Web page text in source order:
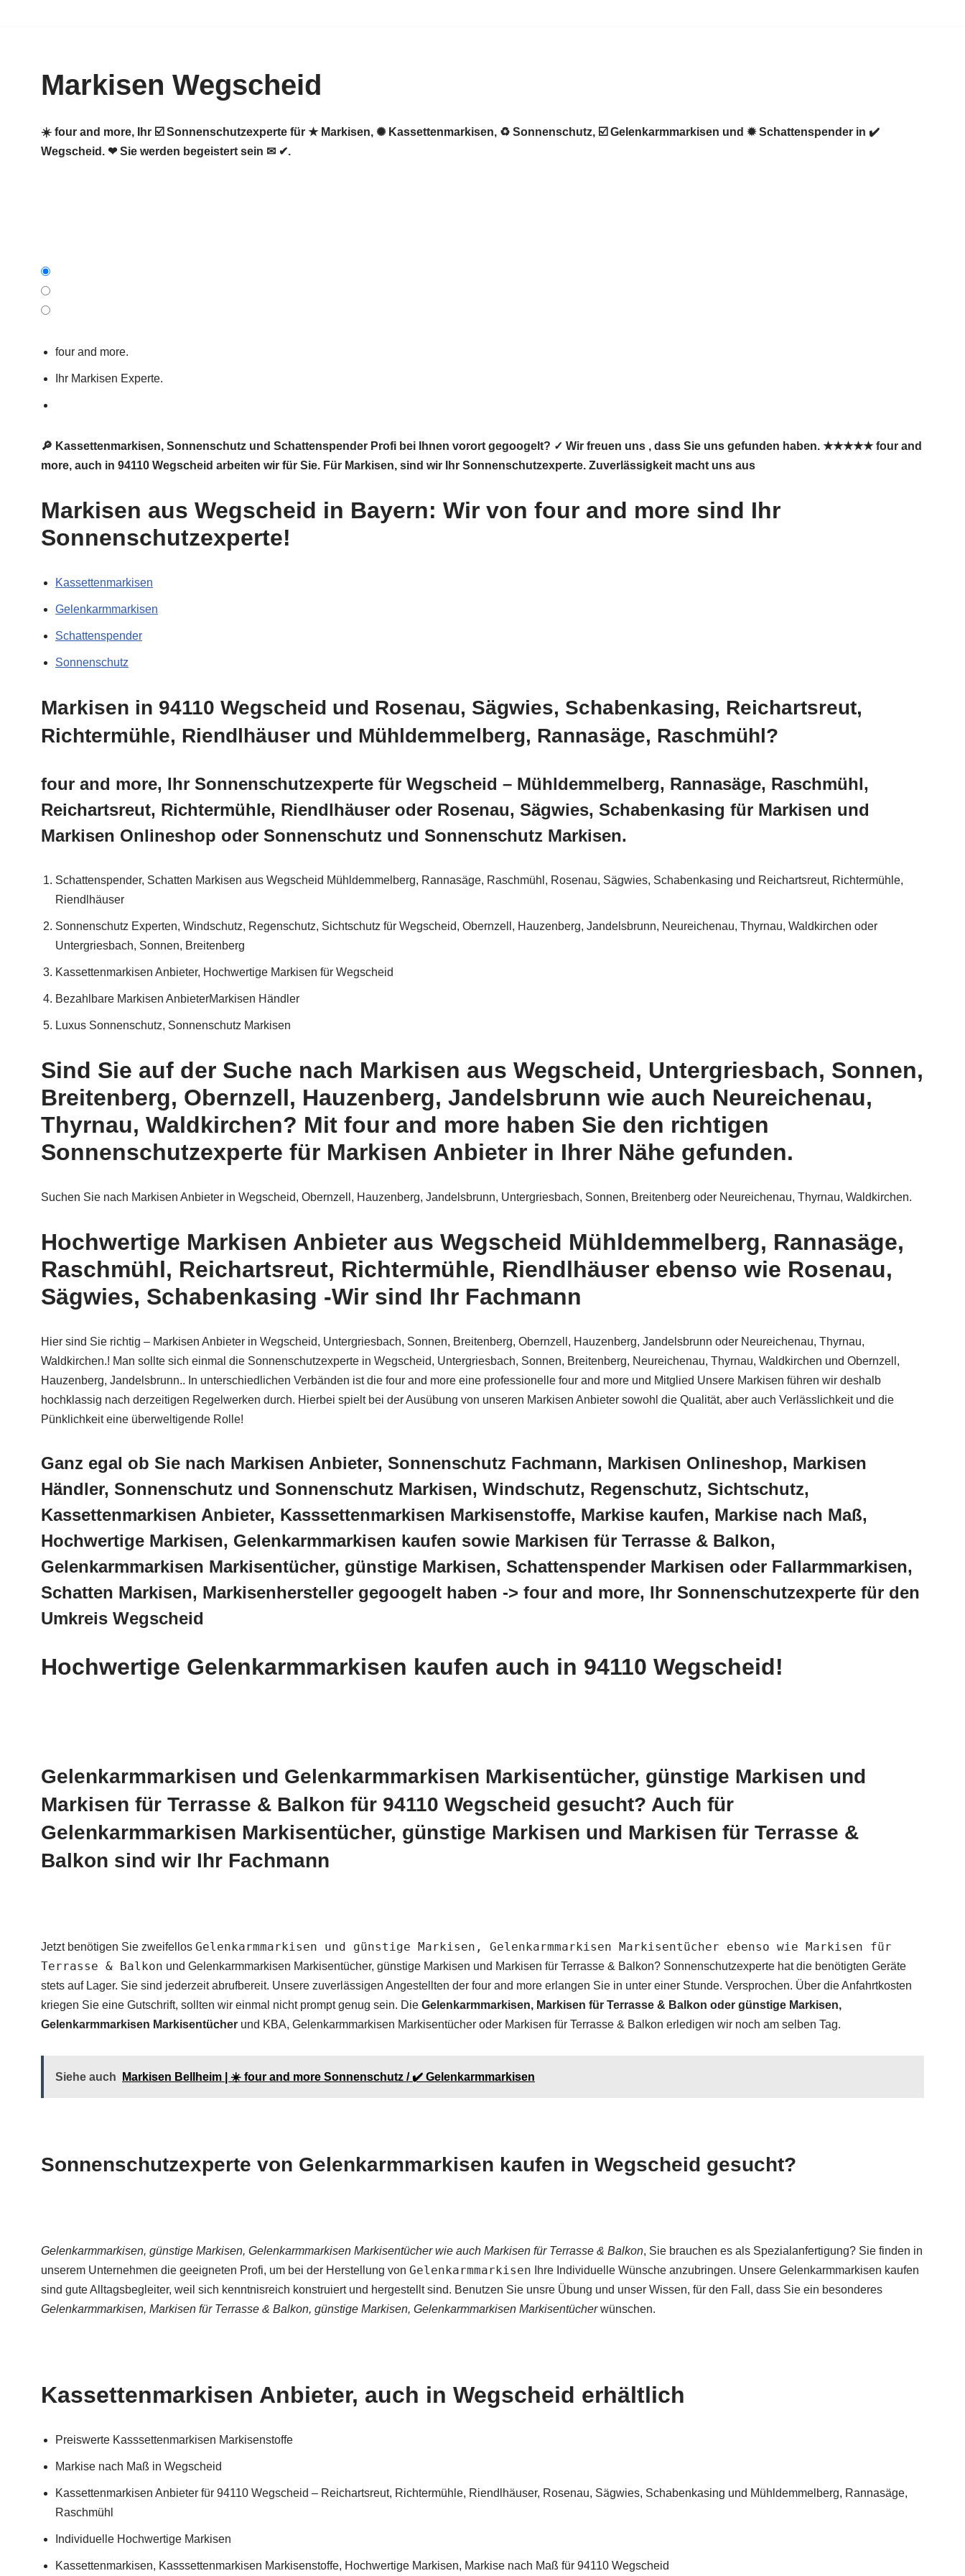
springenMarkisen Wegscheid
☀️ four and more, Ihr ☑️ Sonnenschutzexperte für ★ Markisen, ✺ Kassettenmarkisen, ♻ Sonnenschutz, ☑️ Gelenkarmmarkisen und ✹ Schattenspender in ✔️
Wegscheid. ❤ Sie werden begeistert sein ✉ ✔.
four and more.
Ihr Markisen Experte.
🔎 Kassettenmarkisen, Sonnenschutz und Schattenspender Profi bei Ihnen vorort gegoogelt? ✓ Wir freuen uns , dass Sie uns gefunden haben. ★★★★★ four and
more, auch in 94110 Wegscheid arbeiten wir für Sie. Für Markisen, sind wir Ihr Sonnenschutzexperte. Zuverlässigkeit macht uns aus
Markisen aus Wegscheid in Bayern: Wir von four and more sind Ihr
Sonnenschutzexperte!
Kassettenmarkisen
Gelenkarmmarkisen
Schattenspender
Sonnenschutz
Markisen in 94110 Wegscheid und Rosenau, Sägwies, Schabenkasing, Reichartsreut,
Richtermühle, Riendlhäuser und Mühldemmelberg, Rannasäge, Raschmühl?
four and more, Ihr Sonnenschutzexperte für Wegscheid – Mühldemmelberg, Rannasäge, Raschmühl,
Reichartsreut, Richtermühle, Riendlhäuser oder Rosenau, Sägwies, Schabenkasing für Markisen und
Markisen Onlineshop oder Sonnenschutz und Sonnenschutz Markisen.
Schattenspender, Schatten Markisen aus Wegscheid Mühldemmelberg, Rannasäge, Raschmühl, Rosenau, Sägwies, Schabenkasing und Reichartsreut, Richtermühle,
Riendlhäuser
Sonnenschutz Experten, Windschutz, Regenschutz, Sichtschutz für Wegscheid, Obernzell, Hauzenberg, Jandelsbrunn, Neureichenau, Thyrnau, Waldkirchen oder
Untergriesbach, Sonnen, Breitenberg
Kassettenmarkisen Anbieter, Hochwertige Markisen für Wegscheid
Bezahlbare Markisen AnbieterMarkisen Händler
Luxus Sonnenschutz, Sonnenschutz Markisen
Sind Sie auf der Suche nach Markisen aus Wegscheid, Untergriesbach, Sonnen,
Breitenberg, Obernzell, Hauzenberg, Jandelsbrunn wie auch Neureichenau,
Thyrnau, Waldkirchen? Mit four and more haben Sie den richtigen
Sonnenschutzexperte für Markisen Anbieter in Ihrer Nähe gefunden.
Suchen Sie nach Markisen Anbieter in Wegscheid, Obernzell, Hauzenberg, Jandelsbrunn, Untergriesbach, Sonnen, Breitenberg oder Neureichenau, Thyrnau, Waldkirchen.
Hochwertige Markisen Anbieter aus Wegscheid Mühldemmelberg, Rannasäge,
Raschmühl, Reichartsreut, Richtermühle, Riendlhäuser ebenso wie Rosenau,
Sägwies, Schabenkasing -Wir sind Ihr Fachmann
Hier sind Sie richtig – Markisen Anbieter in Wegscheid, Untergriesbach, Sonnen, Breitenberg, Obernzell, Hauzenberg, Jandelsbrunn oder Neureichenau, Thyrnau,
Waldkirchen.! Man sollte sich einmal die Sonnenschutzexperte in Wegscheid, Untergriesbach, Sonnen, Breitenberg, Neureichenau, Thyrnau, Waldkirchen und Obernzell,
Hauzenberg, Jandelsbrunn.. In unterschiedlichen Verbänden ist die four and more eine professionelle four and more und Mitglied Unsere Markisen führen wir deshalb
hochklassig nach derzeitigen Regelwerken durch. Hierbei spielt bei der Ausübung von unseren Markisen Anbieter sowohl die Qualität, aber auch Verlässlichkeit und die
Pünklichkeit eine überweltigende Rolle!
Ganz egal ob Sie nach Markisen Anbieter, Sonnenschutz Fachmann, Markisen Onlineshop, Markisen
Händler, Sonnenschutz und Sonnenschutz Markisen, Windschutz, Regenschutz, Sichtschutz,
Kassettenmarkisen Anbieter, Kasssettenmarkisen Markisenstoffe, Markise kaufen, Markise nach Maß,
Hochwertige Markisen, Gelenkarmmarkisen kaufen sowie Markisen für Terrasse & Balkon,
Gelenkarmmarkisen Markisentücher, günstige Markisen, Schattenspender Markisen oder Fallarmmarkisen,
Schatten Markisen, Markisenhersteller gegoogelt haben -> four and more, Ihr Sonnenschutzexperte für den
Umkreis Wegscheid
Hochwertige Gelenkarmmarkisen kaufen auch in 94110 Wegscheid!
Gelenkarmmarkisen und Gelenkarmmarkisen Markisentücher, günstige Markisen und
Markisen für Terrasse & Balkon für 94110 Wegscheid gesucht? Auch für
Gelenkarmmarkisen Markisentücher, günstige Markisen und Markisen für Terrasse &
Balkon sind wir Ihr Fachmann
Jetzt benötigen Sie zweifellos Gelenkarmmarkisen und günstige Markisen, Gelenkarmmarkisen Markisentücher ebenso wie Markisen für
Terrasse & Balkon und Gelenkarmmarkisen Markisentücher, günstige Markisen und Markisen für Terrasse & Balkon? Sonnenschutzexperte hat die benötigten Geräte
stets auf Lager. Sie sind jederzeit abrufbereit. Unsere zuverlässigen Angestellten der four and more erlangen Sie in unter einer Stunde. Versprochen. Über die Anfahrtkosten
kriegen Sie eine Gutschrift, sollten wir einmal nicht prompt genug sein. Die Gelenkarmmarkisen, Markisen für Terrasse & Balkon oder günstige Markisen,
Gelenkarmmarkisen Markisentücher und KBA, Gelenkarmmarkisen Markisentücher oder Markisen für Terrasse & Balkon erledigen wir noch am selben Tag.
Siehe auch Markisen Bellheim | ☀️ four and more Sonnenschutz / ✔️ Gelenkarmmarkisen
Sonnenschutzexperte von Gelenkarmmarkisen kaufen in Wegscheid gesucht?
Gelenkarmmarkisen, günstige Markisen, Gelenkarmmarkisen Markisentücher wie auch Markisen für Terrasse & Balkon, Sie brauchen es als Spezialanfertigung? Sie finden in
unserem Unternehmen die geeigneten Profi, um bei der Herstellung von Gelenkarmmarkisen Ihre Individuelle Wünsche anzubringen. Unsere Gelenkarmmarkisen kaufen
sind gute Alltagsbegleiter, weil sich kenntnisreich konstruiert und hergestellt sind. Benutzen Sie unsre Übung und unser Wissen, für den Fall, dass Sie ein besonderes
Gelenkarmmarkisen, Markisen für Terrasse & Balkon, günstige Markisen, Gelenkarmmarkisen Markisentücherwünschen.
Kassettenmarkisen Anbieter, auch in Wegscheid erhältlich
Preiswerte Kasssettenmarkisen Markisenstoffe
Markise nach Maß in Wegscheid
Kassettenmarkisen Anbieter für 94110 Wegscheid – Reichartsreut, Richtermühle, Riendlhäuser, Rosenau, Sägwies, Schabenkasing und Mühldemmelberg, Rannasäge,
Raschmühl
Individuelle Hochwertige Markisen
Kassettenmarkisen, Kasssettenmarkisen Markisenstoffe, Hochwertige Markisen, Markise nach Maß für 94110 Wegscheid